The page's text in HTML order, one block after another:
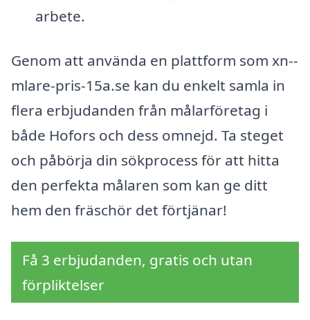
arbete.
Genom att använda en plattform som xn--
mlare-pris-15a.se kan du enkelt samla in
flera erbjudanden från målarföretag i
både Hofors och dess omnejd. Ta steget
och påbörja din sökprocess för att hitta
den perfekta målaren som kan ge ditt
hem den fräschör det förtjänar!
Få 3 erbjudanden, gratis och utan
förpliktelser